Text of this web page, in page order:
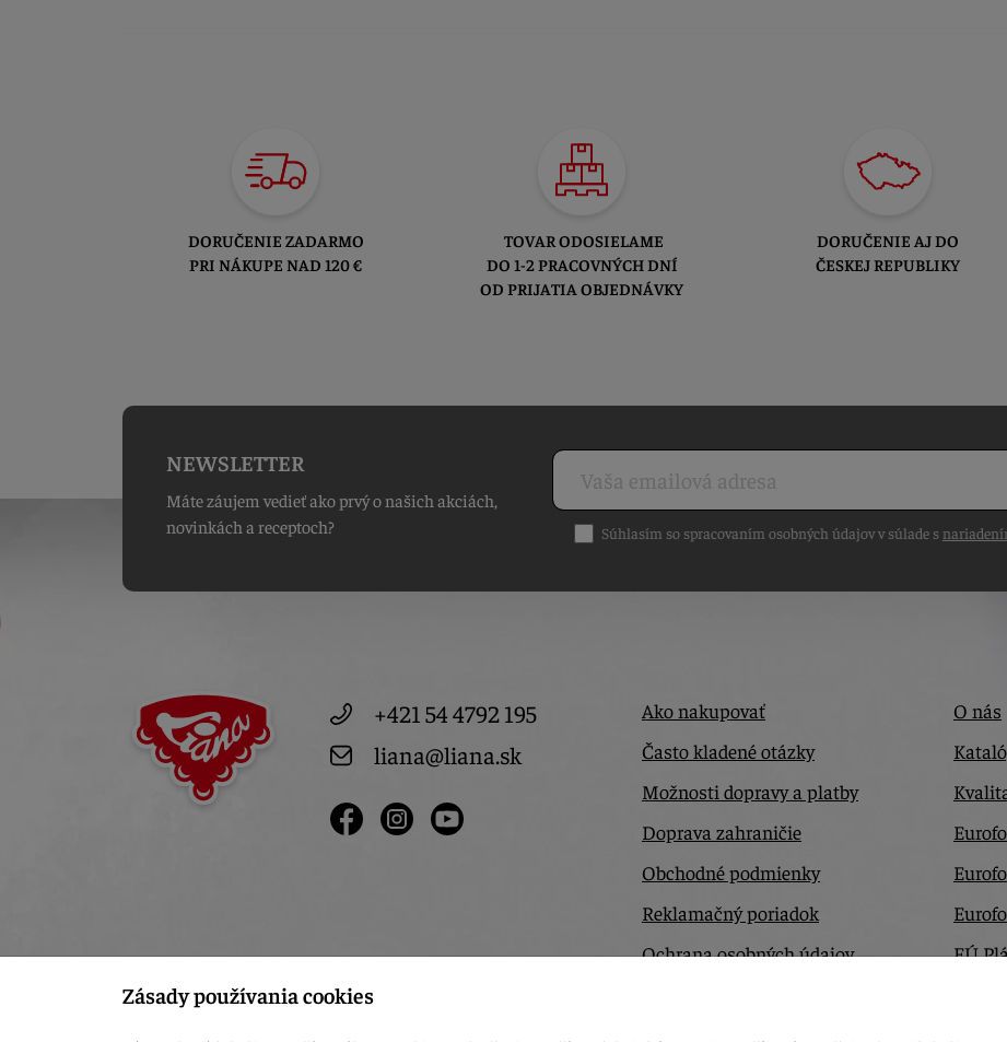
DORUČENIE ZADARMO
PRI NÁKUPE NAD 120 €
TOVAR ODOSIELAME
DO 1-2 PRACOVNÝCH DNÍ
OD PRIJATIA OBJEDNÁVKY
DORUČENIE AJ DO
ČESKEJ REPUBLIKY
NEWSLETTER
Máte záujem vedieť ako prvý o našich akciách,
novinkách a receptoch?
Súhlasím so spracovaním osobných údajov v súlade s
+421 54 4792 195
liana@liana.sk
Ako nakupovať
Často kladené otázky
Možnosti dopravy a platby
Doprava zahraničie
Obchodné podmienky
Reklamačný poriadok
Ochrana osobných údajov
O nás
EÚ
Zásady používania cookies